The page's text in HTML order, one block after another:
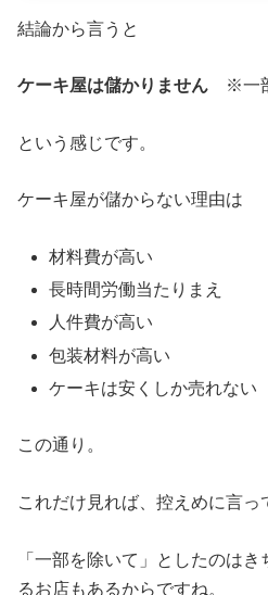
結論から言うと
ケーキ屋は儲かりません ※一
という感じです。
ケーキ屋が儲からない理由は
材料費が高い
長時間労働当たりまえ
人件費が高い
包装材料が高い
ケーキは安くしか売れない
この通り。
これだけ見れば、控えめに言っ
「一部を除いて」としたのは
るお店もあるからですね。